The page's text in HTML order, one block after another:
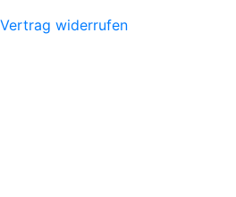
Vertrag widerrufen